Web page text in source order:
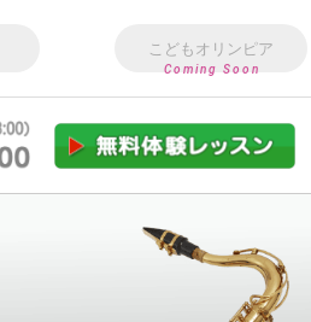
こどもオリンピア
Coming Soon
も向けバレエ教室
Art&Design
ースクール 3歳〜小6向け英語教室